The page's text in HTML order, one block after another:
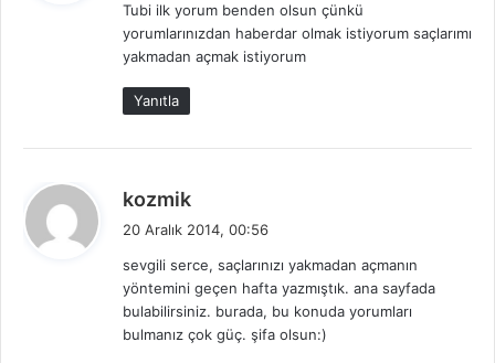
i
k
i
:
Tubi ilk yorum benden olsun çünkü
yorumlarınızdan haberdar olmak istiyorum saçlarımı
yakmadan açmak istiyorum
Yanıtla
kozmik
i
k
i
:
20 Aralık 2014, 00:56
sevgili serce, saçlarınızı yakmadan açmanın
yöntemini geçen hafta yazmıştık. ana sayfada
bulabilirsiniz. burada, bu konuda yorumları
bulmanız çok güç. şifa olsun:)